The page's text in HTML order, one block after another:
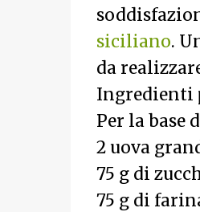
siciliano.
da
Ingredienti
Per la base
2 uova
75 g di
75 g di